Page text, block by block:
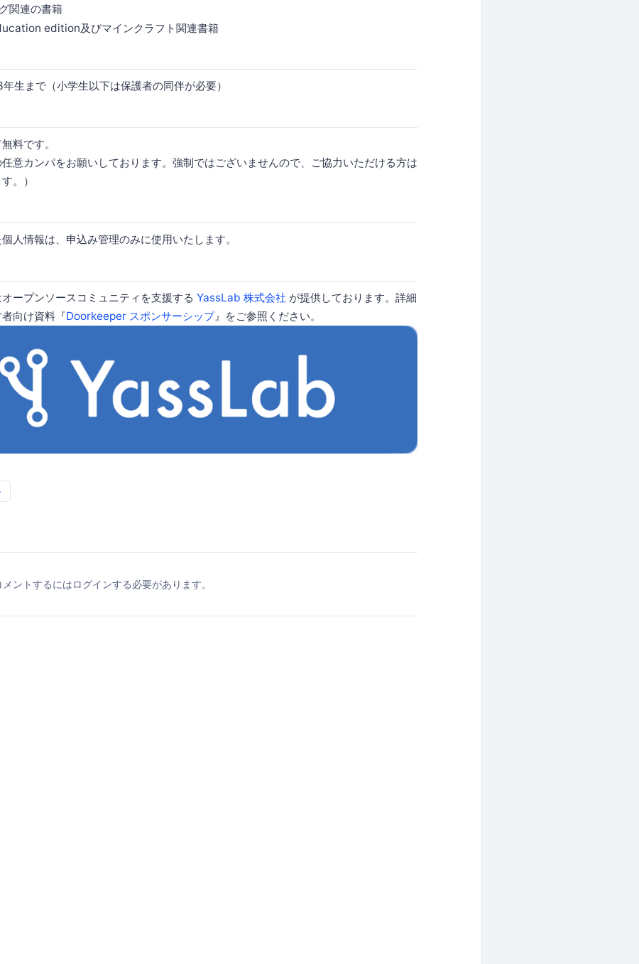
関連の書籍
edition及びマインクラフト関連書籍
生まで（小学生以下は保護者の同伴が必要）
料です。
任意カンパをお願いしております。強制ではございませんので、ご協力いただける方は
。）
人情報は、申込み管理のみに使用いたします。
ープンソースコミュニティを支援する YassLab 株式会社 が提供しております。詳細
向け資料『Doorkeeper スポンサーシップ』をご参照ください。
メントするにはログインする必要があります。